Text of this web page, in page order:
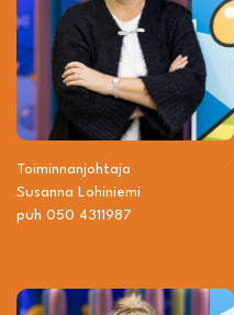
Toiminnanjohtaja
Susanna Lohiniemi
puh 050 4311987